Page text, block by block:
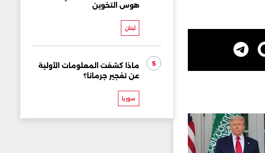
هوس التخوين
لبنان
5
ماذا كشفت المعلومات الأولية
عن تفجير جرمانا؟
سوريا